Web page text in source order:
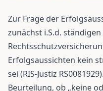
Zur Frage der
zunächst i.S.d.
Erfolgsaussichten kein
sei (RIS-Justiz
Beurteilung, ob „keine